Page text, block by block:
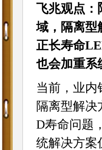
飞兆观点：
域，隔离型
正长寿命
也会加重系
当前，业内
隔离型解决
D寿命问题
统解决方案